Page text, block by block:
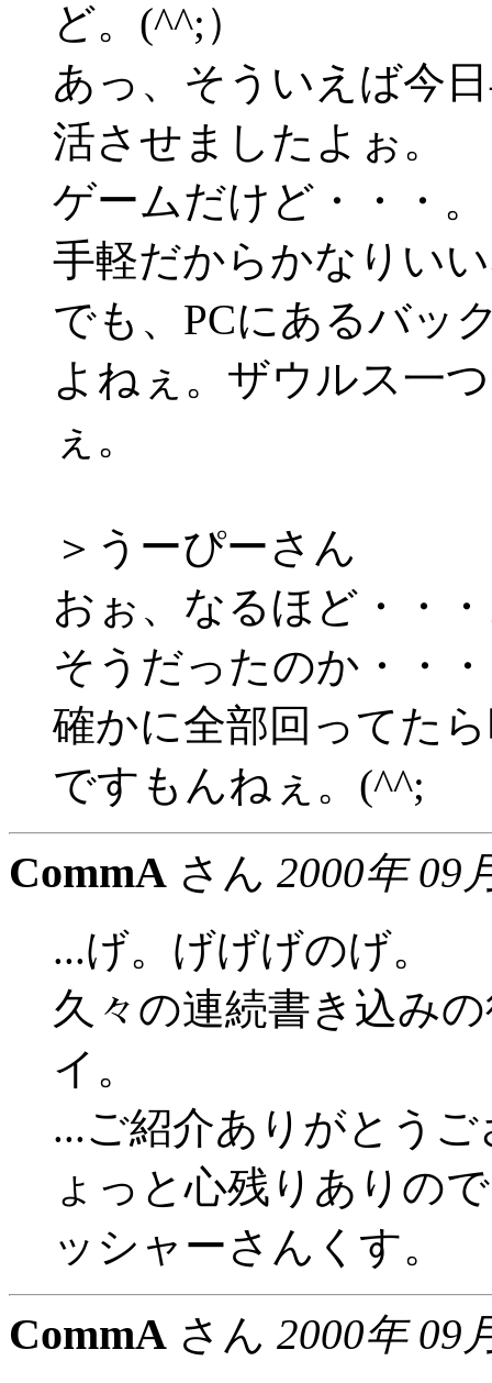
ど。(^^;）
あっ、そういえば今
活させましたよぉ。
ゲームだけど・・・。
手軽だからかなりい
でも、PCにあるバッ
よねぇ。ザウルス一
ぇ。
＞うーぴーさん
おぉ、なるほど・・
そうだったのか・・
確かに全部回ってた
ですもんねぇ。(^^;
CommA さん 2000年 09
...げ。げげげのげ。
久々の連続書き込み
イ。
...ご紹介ありがとう
ょっと心残りありの
ッシャーさんくす。
CommA さん 2000年 09